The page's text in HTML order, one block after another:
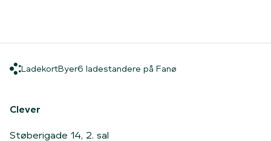
LadekortLadekort
ByerByer
6 ladestandere på Fanø
Clever
Støberigade 14, 2. sal